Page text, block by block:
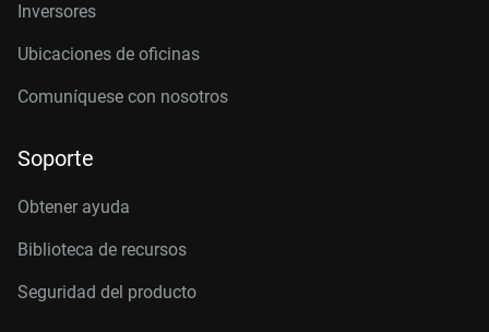
Inversores
Ubicaciones de oficinas
Comuníquese con nosotros
Soporte
Obtener ayuda
Biblioteca de recursos
Seguridad del producto